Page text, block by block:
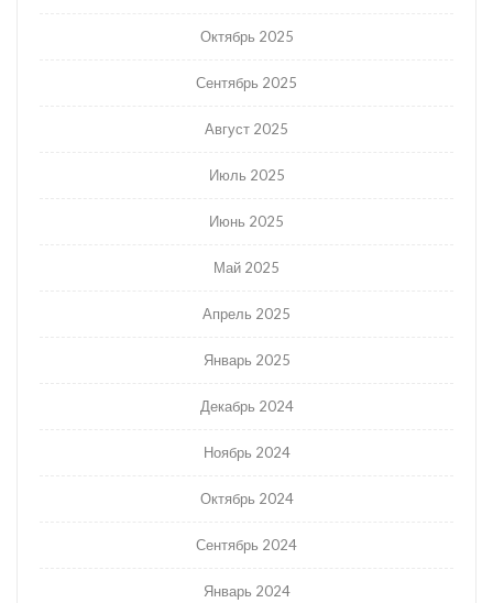
Октябрь 2025
Сентябрь 2025
Август 2025
Июль 2025
Июнь 2025
Май 2025
Апрель 2025
Январь 2025
Декабрь 2024
Ноябрь 2024
Октябрь 2024
Сентябрь 2024
Январь 2024